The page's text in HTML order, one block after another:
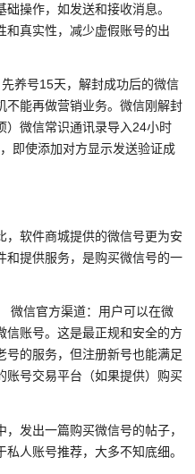
操作，如发送和接收消息。
和真实性，减少虚假账号的出
养号15天，解封成功后的微信
不能再做营销业务。微信刚解封
）微信常识通讯录导入24小时
即使添加对方显示发送验证成
，软件商城提供的微信号更为安
和提供服务，是购买微信号的一
微信官方渠道：用户可以在微
信账号。这是最正规和安全的方
号的服务，但注册新号也能满足
账号交易平台（如果提供）购买
发出一篇购买微信号的帖子，
人账号推荐，大多不知底细。